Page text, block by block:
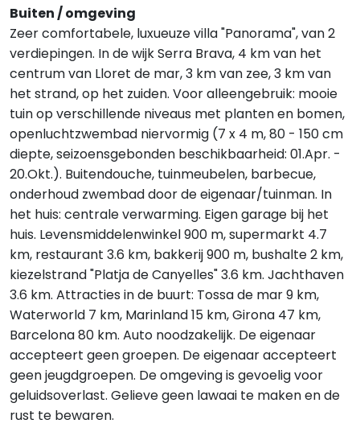
Buiten / omgeving
Zeer comfortabele, luxueuze villa "Panorama", van 2
verdiepingen. In de wijk Serra Brava, 4 km van het
centrum van Lloret de mar, 3 km van zee, 3 km van
het strand, op het zuiden. Voor alleengebruik: mooie
tuin op verschillende niveaus met planten en bomen,
openluchtzwembad niervormig (7 x 4 m, 80 - 150 cm
diepte, seizoensgebonden beschikbaarheid: 01.Apr. -
20.Okt.). Buitendouche, tuinmeubelen, barbecue,
onderhoud zwembad door de eigenaar/tuinman. In
het huis: centrale verwarming. Eigen garage bij het
huis. Levensmiddelenwinkel 900 m, supermarkt 4.7
km, restaurant 3.6 km, bakkerij 900 m, bushalte 2 km,
kiezelstrand "Platja de Canyelles" 3.6 km. Jachthaven
3.6 km. Attracties in de buurt: Tossa de mar 9 km,
Waterworld 7 km, Marinland 15 km, Girona 47 km,
Barcelona 80 km. Auto noodzakelijk. De eigenaar
accepteert geen groepen. De eigenaar accepteert
geen jeugdgroepen. De omgeving is gevoelig voor
geluidsoverlast. Gelieve geen lawaai te maken en de
rust te bewaren.